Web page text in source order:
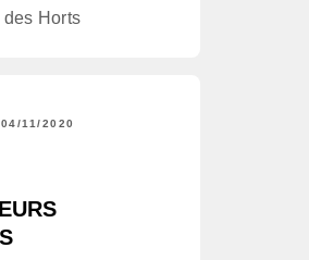
Horts
11/2020